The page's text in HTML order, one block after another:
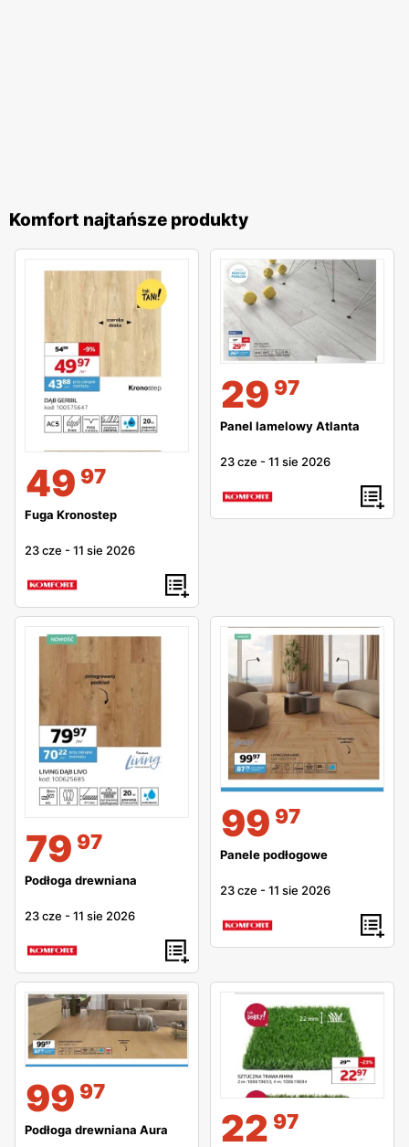
Komfort najtańsze produkty
49 97
Fuga Kronostep
23 cze -11 sie 2026
29 97
Panel lamelowy Atlanta
23 cze -11 sie 2026
79 97
Podłoga drewniana
23 cze -11 sie 2026
99 97
Panele podłogowe
23 cze -11 sie 2026
99 97
Podłoga drewniana Aura 22 97